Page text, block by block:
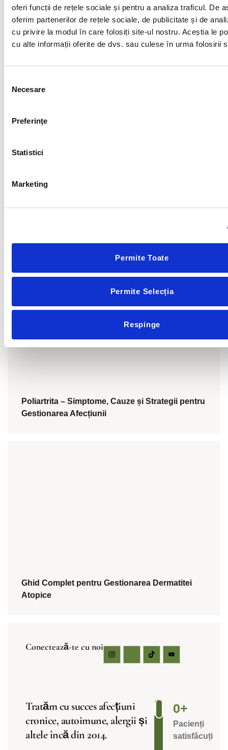
oferi funcții de rețele sociale și pentru a analiza traficul. De
oferim partenerilor de rețele sociale, de publicitate și de
cu privire la modul în care folosiți site-ul nostru. Aceștia le
cu alte informații oferite de dvs. sau culese în urma folosirii
consimțământului
Necesare
Preferinţe
Statistici
Marketing
Permite Toate
Permite Selecția
Respinge
Articole relevante
Poliartrita – Simptome, Cauze și Strategii pentru
Gestionarea Afecțiunii
Ghid Complet pentru Gestionarea Dermatitei
Atopice
Conectează-te cu noi
Tratăm cu succes afecțiuni
cronice, autoimune, alergii și
altele încă din 2014.
Pacienți
satisfăcuți
0+